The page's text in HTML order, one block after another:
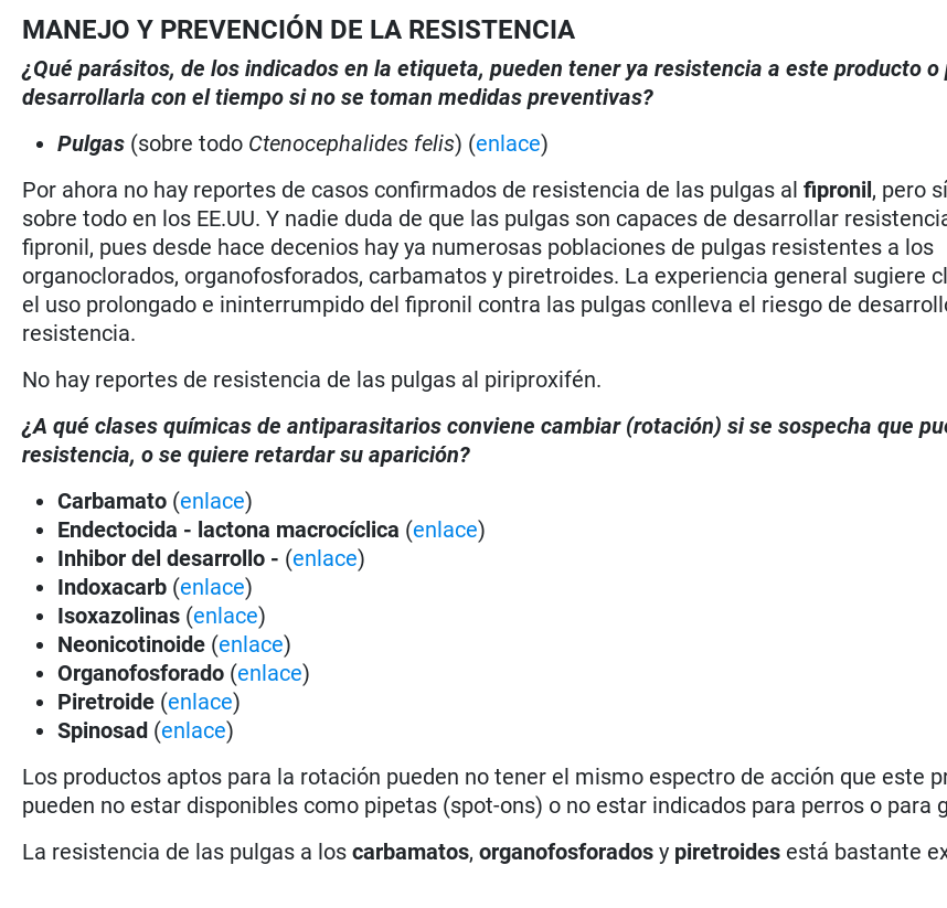
MANEJO Y PREVENCIÓN DE LA RESISTENCIA
¿Qué parásitos, de los indicados en la etiqueta, pueden tener ya resistencia a este producto o
desarrollarla con el tiempo si no se toman medidas preventivas?
Pulgas (sobre todo Ctenocephalides felis) (enlace)
Por ahora no hay reportes de casos confirmados de resistencia de las pulgas alfipronil, pero
sobre todo en los EE.UU. Y nadie duda de que las pulgas son capaces de desarrollar
fipronil, pues desde hace decenios hay ya numerosas poblaciones de pulgas resistentes a los
organoclorados, organofosforados, carbamatos y piretroides. La experiencia general sugiere
el uso prolongado e ininterrumpido del fipronil contra las pulgas conlleva el riesgo de
resistencia.
No hay reportes de resistencia de las pulgas al piriproxifén.
¿A qué clases químicas de antiparasitarios conviene cambiar (rotación) si se sospecha que
resistencia, o se quiere retardar su aparición?
Carbamato (enlace)
Endectocida - lactona macrocíclica (enlace)
Inhibor del desarrollo - (enlace)
Indoxacarb (enlace)
Isoxazolinas (enlace)
Neonicotinoide (enlace)
Organofosforado (enlace)
Piretroide (enlace)
Spinosad (enlace)
Los productos aptos para la rotación pueden no tener el mismo espectro de acción que este
pueden no estar disponibles como pipetas (spot-ons) o no estar indicados para perros o para
La resistencia de las pulgas a loscarbamatos,organofosforados y piretroides está bastante